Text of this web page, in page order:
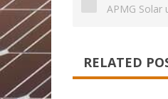
APMG Solar
RELATED